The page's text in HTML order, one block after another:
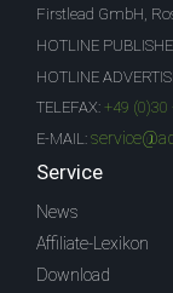
Firstlead GmbH,
HOTLINE
HOTLINE
TELEFAX: +49 (0)30
E-MAIL:
Service
News
Affiliate-Lexikon
Download